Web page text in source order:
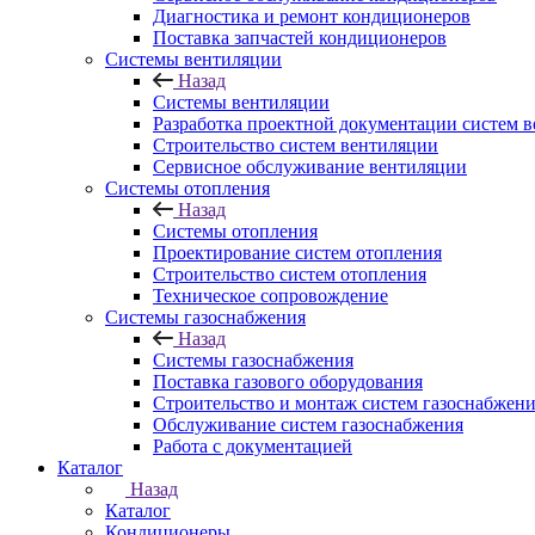
Диагностика и ремонт кондиционеров
Поставка запчастей кондиционеров
Системы вентиляции
Назад
Системы вентиляции
Разработка проектной документации систем
Строительство систем вентиляции
Сервисное обслуживание вентиляции
Системы отопления
Назад
Системы отопления
Проектирование систем отопления
Строительство систем отопления
Техническое сопровождение
Системы газоснабжения
Назад
Системы газоснабжения
Поставка газового оборудования
Строительство и монтаж систем
Обслуживание систем газоснабжения
Работа с документацией
Каталог
Назад
Каталог